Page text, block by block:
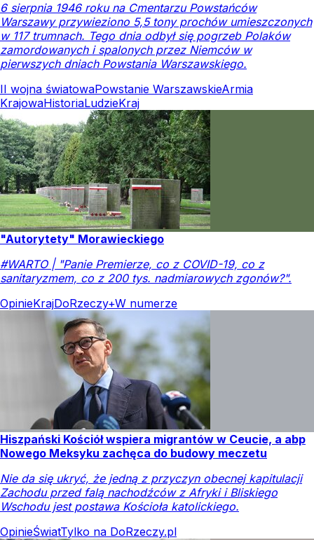
6 sierpnia 1946 roku na Cmentarzu Powstańców
Warszawy przywieziono 5,5 tony prochów umieszczonych
w 117 trumnach. Tego dnia odbył się pogrzeb Polaków
zamordowanych i spalonych przez Niemców w
pierwszych dniach Powstania Warszawskiego.
II wojna światowaPowstanie WarszawskieArmia
KrajowaHistoriaLudzieKraj
"Autorytety" Morawieckiego
#WARTO | "Panie Premierze, co z COVID-19, co z
sanitaryzmem, co z 200 tys. nadmiarowych zgonów?".
OpinieKrajDoRzeczy+W numerze
Hiszpański Kościół wspiera migrantów w Ceucie, a abp
Nowego Meksyku zachęca do budowy meczetu
Nie da się ukryć, że jedną z przyczyn obecnej kapitulacji
Zachodu przed falą nachodźców z Afryki i Bliskiego
Wschodu jest postawa Kościoła katolickiego.
OpinieŚwiatTylko na DoRzeczy.pl